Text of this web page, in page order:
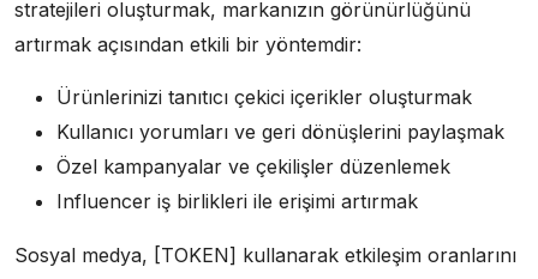
stratejileri oluşturmak, markanızın görünürlüğünü
artırmak açısından etkili bir yöntemdir:
Ürünlerinizi tanıtıcı çekici içerikler oluşturmak
Kullanıcı yorumları ve geri dönüşlerini paylaşmak
Özel kampanyalar ve çekilişler düzenlemek
Influencer iş birlikleri ile erişimi artırmak
Sosyal medya, [TOKEN] kullanarak etkileşim oranlarını